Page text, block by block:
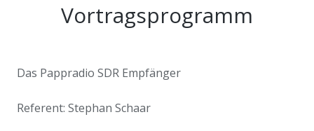
Vortragsprogramm
Das Pappradio SDR Empfänger
Referent: Stephan Schaar